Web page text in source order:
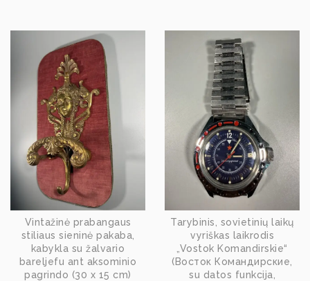
Vintažinė prabangaus
stiliaus sieninė pakaba,
kabykla su žalvario
bareljefu ant aksominio
pagrindo (30 x 15 cm)
Tarybinis, sovietinių laikų
vyriškas laikrodis
„Vostok Komandirskie“
(Восток Командирские,
su datos funkcija,